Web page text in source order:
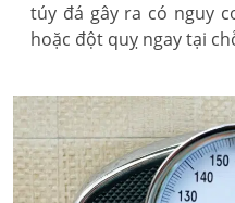
túy đá gây ra có nguy
hoặc đột quỵ ngay tại